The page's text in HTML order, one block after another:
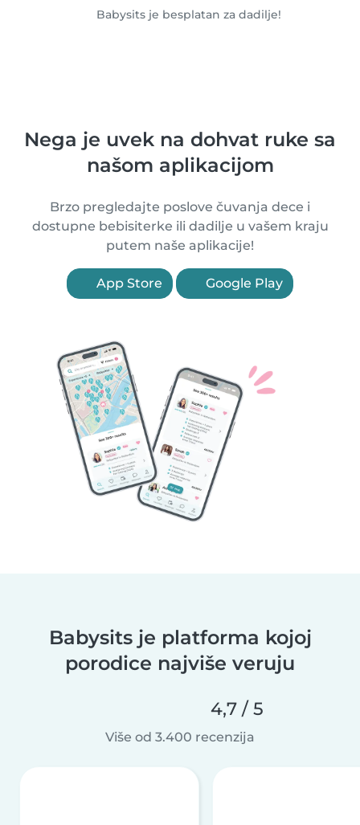
Babysits je besplatan za dadilje!
Nega je uvek na dohvat ruke sa
našom aplikacijom
Brzo pregledajte poslove čuvanja dece i
dostupne bebisiterke ili dadilje u vašem kraju
putem naše aplikacije!
App Store Google Play
Babysits je platforma kojoj
porodice najviše veruju
4,7 / 5
Više od 3.400 recenzija